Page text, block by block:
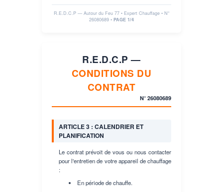
R.E.D.C.P — Autour du Feu 77 • Expert Chauffage • N°
26080689 • PAGE 1/4
R.E.D.C.P —
CONDITIONS DU
CONTRAT
N° 26080689
ARTICLE 3 : CALENDRIER ET
PLANIFICATION
Le contrat prévoit de vous ou nous contacter
pour l'entretien de votre appareil de chauffage
:
En période de chauffe.